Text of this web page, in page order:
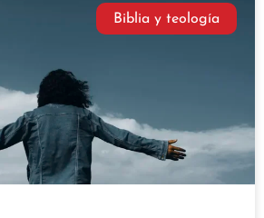
Biblia y teología